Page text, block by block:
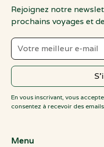
Rejoignez notre
prochains voyages et
En vous inscrivant, vous
consentez à recevoir des
Menu